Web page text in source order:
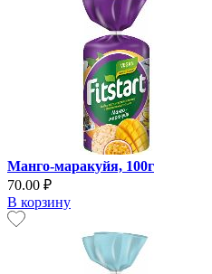
Манго-маракуйя, 100г
70.00 ₽
В корзину